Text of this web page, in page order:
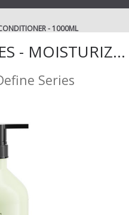
- 1000ML
CURL DEFINE SERIES - MOISTURIZING CONDITIONER - 1000ML
Series